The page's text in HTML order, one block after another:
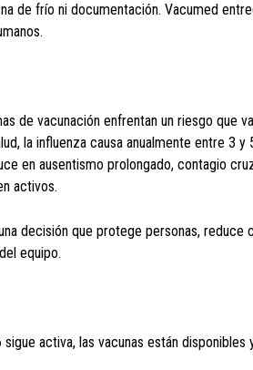
de frío ni documentación. Vacumed
de vacunación enfrentan un riesgo que
la influenza causa anualmente entre 3
en ausentismo prolongado, contagio
activos.
decisión que protege personas, reduce
equipo.
activa, las vacunas están disponibles